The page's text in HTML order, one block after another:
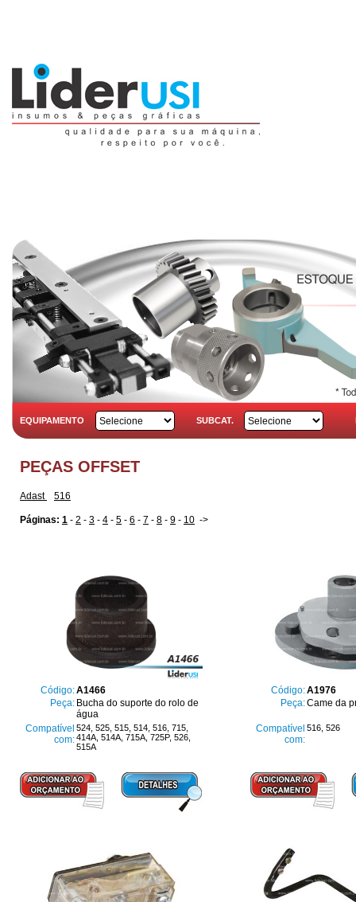
EQUIPAMENTO SUBCAT.
PEÇAS OFFSET
Adast 516
Páginas: 1 - 2 - 3 - 4 - 5 - 6 - 7 - 8 - 9 - 10 ->
Código:A1466
Peça: Bucha do suporte do rolo de
água
Compatível
com:
524, 525, 515, 514, 516, 715,
414A, 514A, 715A, 725P, 526,
515A
Código:A1976
Peça:Came da
Compatível
com:
516, 526